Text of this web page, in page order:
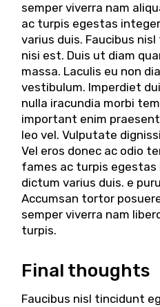
semper viverra nam
ac turpis egestas
varius duis. Faucibus
nisi est. Duis ut diam
massa. Laculis eu non
vestibulum. Imperdiet
nulla iracundia morbi
important enim
leo vel. Vulputate
Vel eros donec ac odio
fames ac turpis egestas
dictum varius duis. e
Accumsan tortor
semper viverra nam
turpis.
Final thoughts
Faucibus nisl tincidunt